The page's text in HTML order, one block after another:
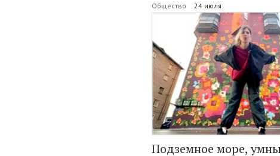
Общество 24 июля
Подземное море,